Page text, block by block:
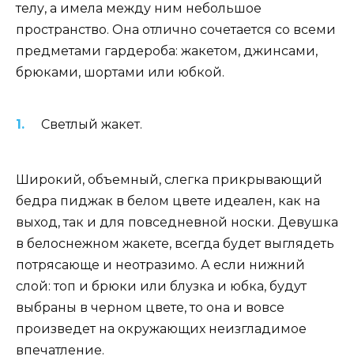
телу, а имела между ним небольшое
пространство. Она отлично сочетается со всеми
предметами гардероба: жакетом, джинсами,
брюками, шортами или юбкой.
Светлый жакет.
Широкий, объемный, слегка прикрывающий
бедра пиджак в белом цвете идеален, как на
выход, так и для повседневной носки. Девушка
в белоснежном жакете, всегда будет выглядеть
потрясающе и неотразимо. А если нижний
слой: топ и брюки или блузка и юбка, будут
выбраны в черном цвете, то она и вовсе
произведет на окружающих неизгладимое
впечатление.